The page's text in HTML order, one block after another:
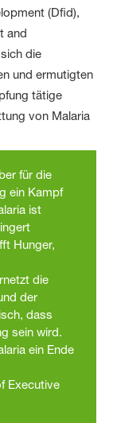
(Dfid),
and
die
und ermutigten
tätige
von Malaria
für die
ein Kampf
ist
Hunger,
die
der
dass
sein wird.
ein Ende
Executive